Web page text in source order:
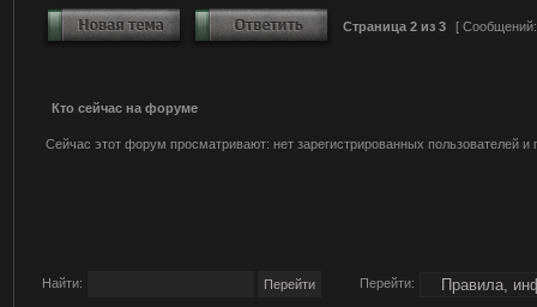
Страница 2 из 3 [
Кто сейчас на форуме
Сейчас этот форум просматривают: нет зарегистрированных пользователей и
Найти: Перейти: